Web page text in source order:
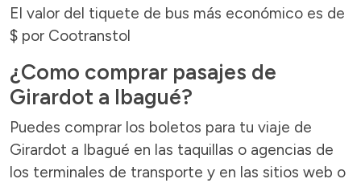
El valor del tiquete de bus más económico es de
$ por Cootranstol
¿Como comprar pasajes de
Girardot a Ibagué?
Puedes comprar los boletos para tu viaje de
Girardot a Ibagué en las taquillas o agencias de
los terminales de transporte y en las sitios web o